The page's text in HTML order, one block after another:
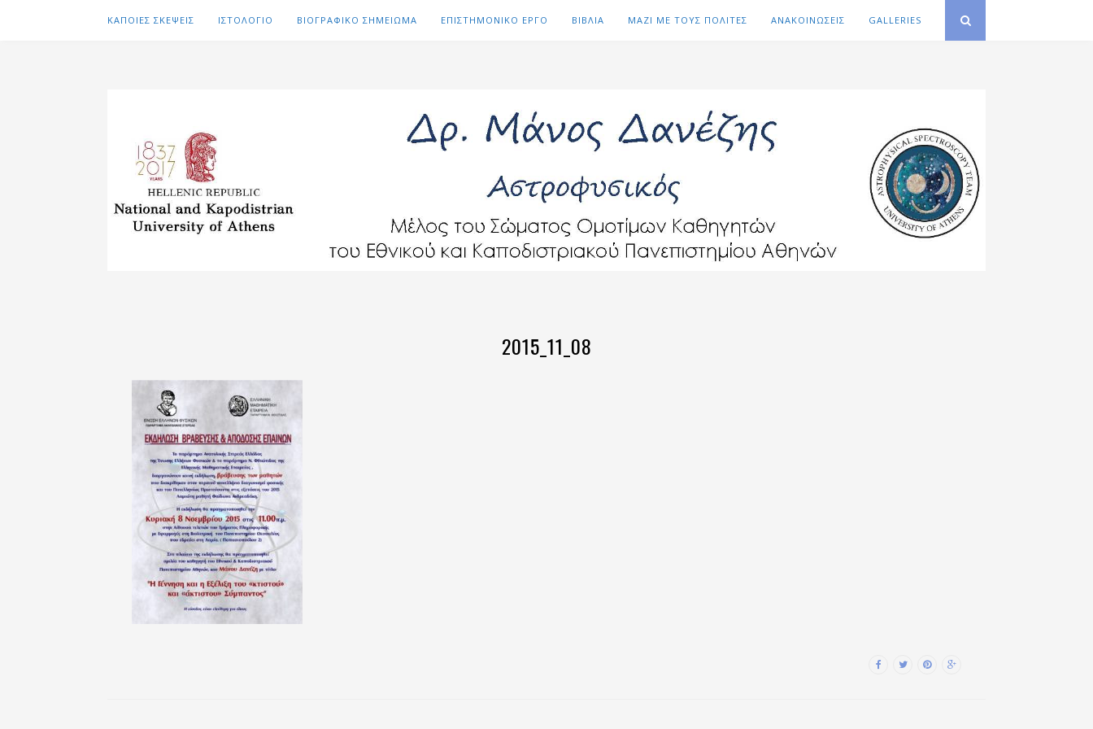
ΚΑΠΟΙΕΣ ΣΚΕΨΕΙΣ ΙΣΤΟΛΟΓΙΟ ΒΙΟΓΡΑΦΙΚΟ ΣΗΜΕΙΩΜΑ ΕΠΙΣΤΗΜΟΝΙΚΟ ΕΡΓΟ ΒΙΒΛΙΑ ΜΑΖΙ ΜΕ ΤΟΥΣ ΠΟΛΙΤΕΣ ΑΝΑΚΟΙΝΩΣΕΙΣ GALLERIES
2015_11_08